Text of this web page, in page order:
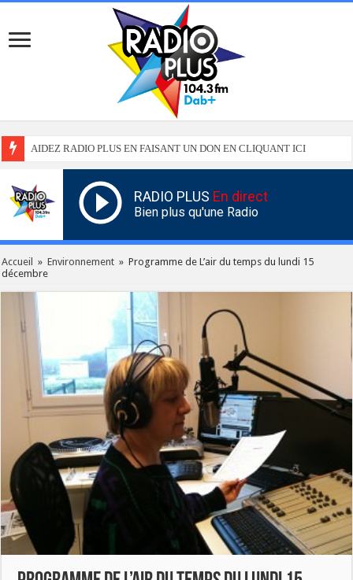
AIDEZ RADIO PLUS EN FAISANT UN DON EN CLIQUANT ICI
RADIO PLUS En direct
Bien plus qu'une Radio
Accueil » Environnement » Programme de L’air du temps du lundi 15
décembre